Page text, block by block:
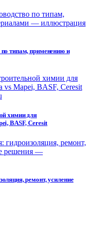
типам, применению и
химии для
BASF, Ceresit
ремонт, усиление